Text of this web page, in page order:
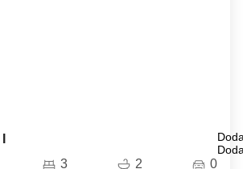
3 2 0